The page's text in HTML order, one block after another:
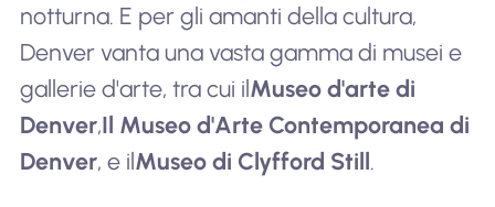
notturna. E per gli amanti della cultura,
Denver vanta una vasta gamma di musei e
gallerie d'arte, tra cui ilMuseo d'arte di
Denver,Il Museo d'Arte Contemporanea di
Denver, e ilMuseo di Clyfford Still.